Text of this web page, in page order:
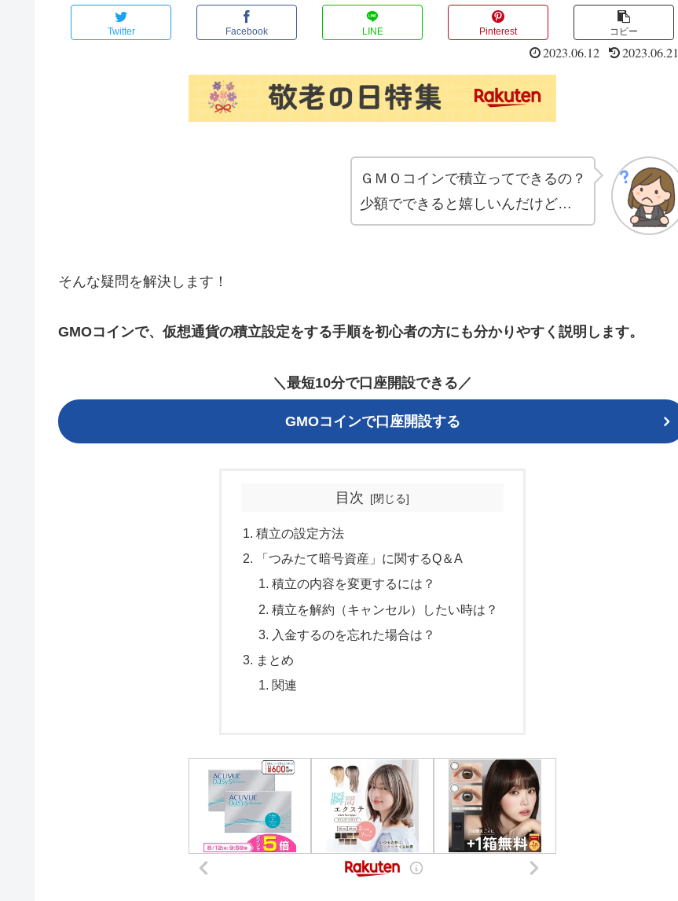
Twitter Facebook LINE Pinterest コピー
2023.06.12 2023.06.21
ＧＭＯコインで積立ってできるの？
少額でできると嬉しいんだけど…
そんな疑問を解決します！
GMOコインで、仮想通貨の積立設定をする手順を初心者の方にも分かりやすく説明します。
＼最短10分で口座開設できる／
GMOコインで口座開設する
目次
積立の設定方法
「つみたて暗号資産」に関するQ＆A
積立の内容を変更するには？
積立を解約（キャンセル）したい時は？
入金するのを忘れた場合は？
まとめ
関連